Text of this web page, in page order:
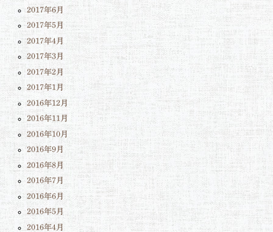
2017年6月
2017年5月
2017年4月
2017年3月
2017年2月
2017年1月
2016年12月
2016年11月
2016年10月
2016年9月
2016年8月
2016年7月
2016年6月
2016年5月
2016年4月